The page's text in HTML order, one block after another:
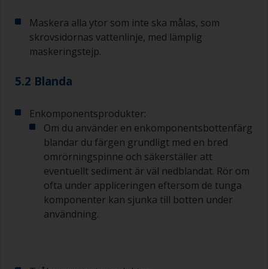
Tvätta penslarna med lämpligt lösningsmedel
och torka dem grundligt innan du använder dem
för att undvika kontaminering.
Kvaliteten på de penslar som krävs för
används för applicering av lackgrundfärg eller
lackfärg.
För att minimera penseldrag kan du hålla
penseln i 45 graders vinkel mot ytan.
För att rengöra penslar, häll upp lite förtunning i
en lämplig behållare så att du kan göra rent dem
om dess borst börjar täppas till på grund av
härdad eller förtjockad färg.
Maskera alla ytor som inte ska målas, som
skrovsidornas vattenlinje, med lämplig
maskeringstejp.
5.2 Blanda
Enkomponentsprodukter:
Om du använder en enkomponentsbottenfärg
blandar du färgen grundligt med en bred
omrörningspinne och säkerställer att
eventuellt sediment är väl nedblandat. Rör om
ofta under appliceringen eftersom de tunga
komponenter kan sjunka till botten under
användning.